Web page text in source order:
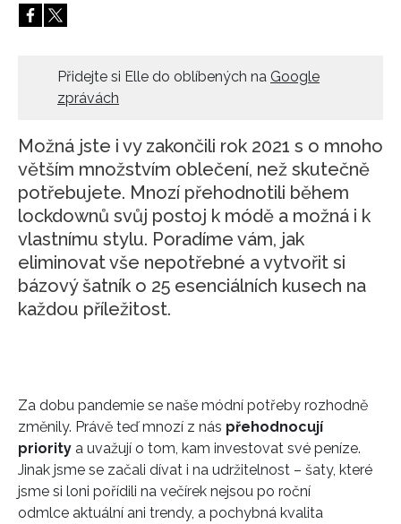
HOME
Přidejte si Elle do oblíbených na Google
zprávách
Možná jste i vy zakončili rok 2021 s o mnoho
větším množstvím oblečení, než skutečně
potřebujete. Mnozí přehodnotili během
lockdownů svůj postoj k módě a možná i k
vlastnímu stylu. Poradíme vám, jak
eliminovat vše nepotřebné a vytvořit si
bázový šatník o 25 esenciálních kusech na
každou příležitost.
Za dobu pandemie se naše módní potřeby rozhodně
změnily. Právě teď mnozí z nás přehodnocují
priority a uvažují o tom, kam investovat své peníze.
Jinak jsme se začali dívat i na udržitelnost – šaty, které
jsme si loni pořídili na večírek nejsou po roční
odmlce aktuální ani trendy, a pochybná kvalita